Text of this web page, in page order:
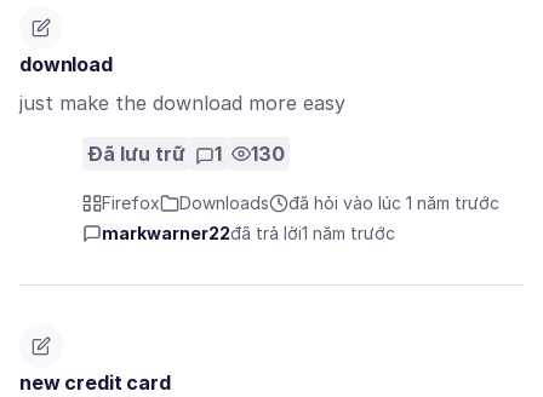
download
just make the download more easy
Đã lưu trữ 1 130
Firefox Downloads
đã hỏi vào lúc 1 năm trước
markwarner22đã trả lời1 năm trước
new credit card